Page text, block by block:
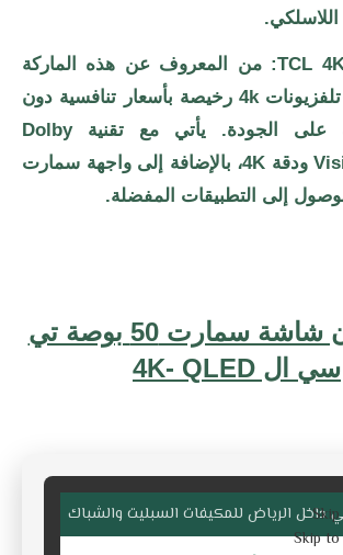
تلفزيون TCL 4K: من المعروف عن هذه الماركة
أنها توفر تلفزیونات 4k رخیصة بأسعار تنافسية دون
المساومة على الجودة. يأتي مع تقنية Dolby
Vision HDR ودقة 4K، بالإضافة إلى واجهة سمارت
إلى التطبيقات المفضلة.
تسوق الآن شاشة سمارت 50 بوصة تي
سي ال 4K- QLED